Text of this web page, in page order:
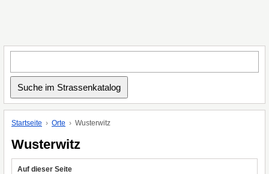
Startseite Orte Wusterwitz
Wusterwitz
Auf dieser Seite